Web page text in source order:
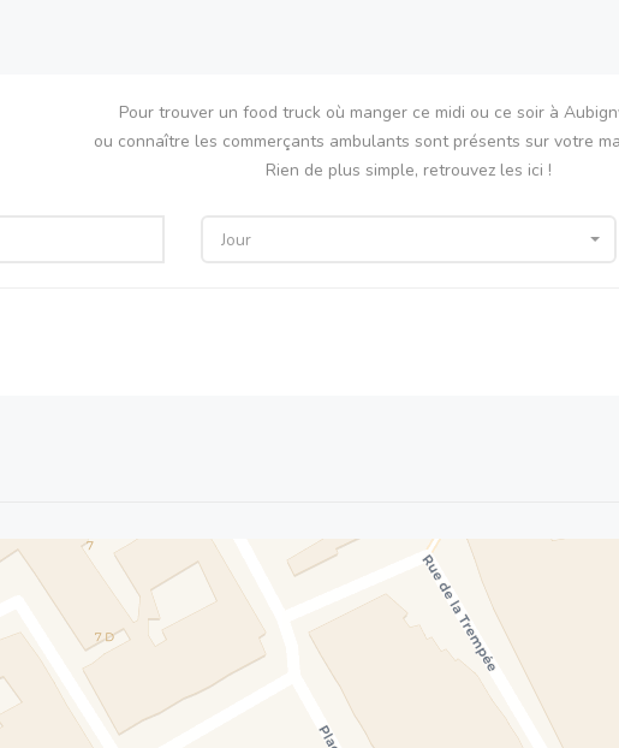
Pour trouver un food truck où manger ce midi ou ce soir à
ou connaître les commerçants ambulants sont présents sur votre
Rien de plus simple, retrouvez les ici !
Jour